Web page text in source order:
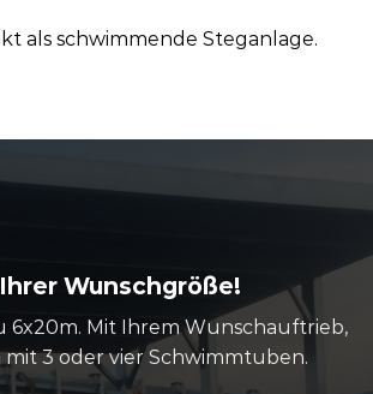
als schwimmende Steganlage.
Wunschgröße!
6x20m. Mit Ihrem Wunschauftrieb,
3 oder vier Schwimmtuben.